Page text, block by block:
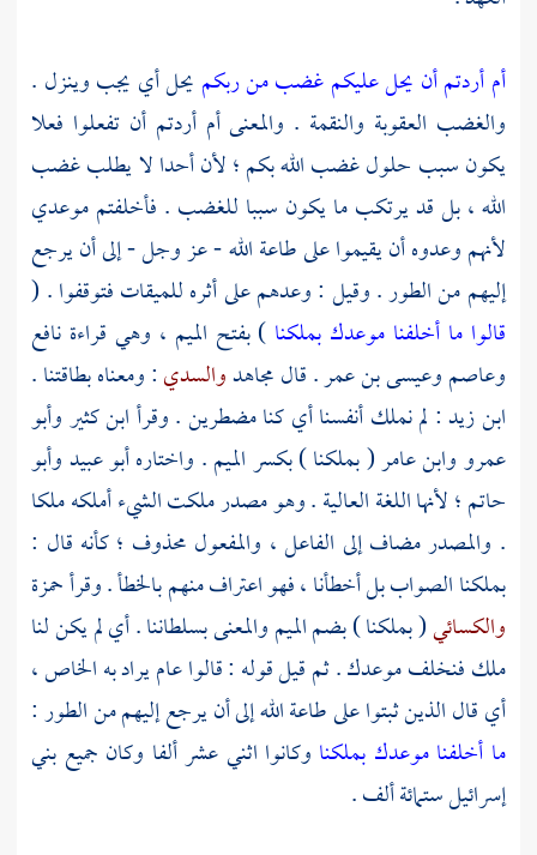
أم أردتم أن يحل عليكم غضب من ربكم يحل أي يجب وينزل .
والغضب العقوبة والنقمة . والمعنى أم أردتم أن تفعلوا فعلا
يكون سبب حلول غضب الله بكم ؛ لأن أحدا لا يطلب غضب
الله ، بل قد يرتكب ما يكون سببا للغضب . فأخلفتم موعدي
لأنهم وعدوه أن يقيموا على طاعة الله - عز وجل - إلى أن يرجع
إليهم منالطور. وقيل : وعدهم على أثره للميقات فتوقفوا . (
قالوا ما أخلفنا موعدك بملكنا ) بفتح الميم ، وهي قراءة نافع
وعاصموعيسى بن عمر. قالمجاهدوالسدي: ومعناه بطاقتنا .
ابن زيد: لم نملك أنفسنا أي كنا مضطرين . وقرأابن كثيروأبو
عمرووابن عامر( بملكنا ) بكسر الميم . واختارهأبو عبيدوأبو
حاتم ؛لأنها اللغة العالية . وهو مصدر ملكت الشيء أملكه ملكا
. والمصدر مضاف إلى الفاعل ، والمفعول محذوف ؛ كأنه قال :
بملكنا الصواب بل أخطأنا ، فهو اعتراف منهم بالخطأ . وقرأحمزة
والكسائي( بملكنا ) بضم الميم والمعنى بسلطاننا . أي لم يكن لنا
ملك فنخلف موعدك . ثم قيل قوله : قالوا عام يراد به الخاص ،
أي قال الذين ثبتوا على طاعة الله إلى أن يرجع إليهم منالطور:
ما أخلفنا موعدك بملكنا وكانوا اثني عشر ألفا وكان جميع بني
إسرائيلستمائة ألف .